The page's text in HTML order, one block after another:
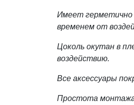
Имеет герметично
временем от
Цоколь окутан в
воздействию.
Все аксессуары
Простота монтажа